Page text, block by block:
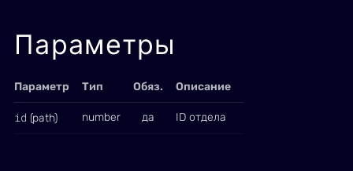
Параметры
Параметр Тип Обяз. Описание
id (path) number да ID отдела